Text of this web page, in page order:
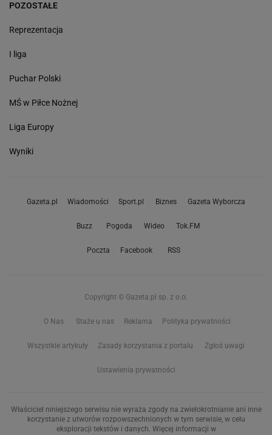
POZOSTAŁE
Reprezentacja
I liga
Puchar Polski
MŚ w Piłce Nożnej
Liga Europy
Wyniki
Gazeta.pl Wiadomości Sport.pl Biznes Gazeta Wyborcza
Buzz Pogoda Wideo Tok.FM
Poczta Facebook RSS
Copyright © Gazeta.pl sp. z o.o.
O Nas Staże u nas Reklama Polityka prywatności
Wszystkie artykuły Zasady korzystania z portalu Zgłoś uwagi
Ustawienia prywatności
Właściciel niniejszego serwisu nie wyraża zgody na zwielokrotnianie ani inne
korzystanie z utworów rozpowszechnionych w tym serwisie, w celu
eksploracji tekstów i danych. Więcej informacji w